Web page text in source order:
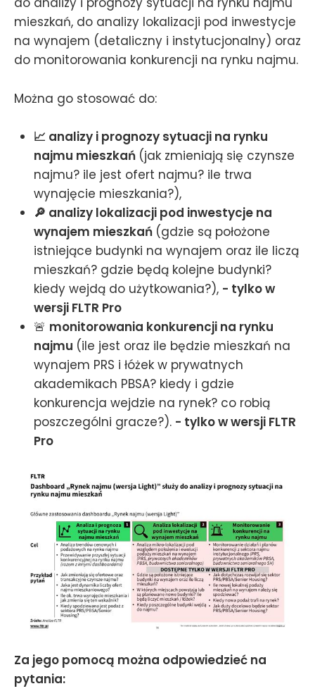
mieszkań, do analizy lokalizacji pod inwestycje
na wynajem (detaliczny i instytucjonalny) oraz
do monitorowania konkurencji na rynku najmu.
Można go stosować do:
📈 analizy i prognozy sytuacji na rynku
najmu mieszkań (jak zmieniają się czynsze
najmu? ile jest ofert najmu? ile trwa
wynajęcie mieszkania?),
🔎 analizy lokalizacji pod inwestycje na
wynajem mieszkań (gdzie są położone
istniejące budynki na wynajem oraz ile liczą
mieszkań? gdzie będą kolejne budynki?
kiedy wejdą do użytkowania?), - tylko w
wersji FLTR Pro
🚨 monitorowania konkurencji na rynku
najmu (ile jest oraz ile będzie mieszkań na
wynajem PRS i łóżek w prywatnych
akademikach PBSA? kiedy i gdzie
konkurencja wejdzie na rynek? co robią
poszczególni gracze?). - tylko w wersji FLTR
Pro
Za jego pomocą można odpowiedzieć na
pytania: